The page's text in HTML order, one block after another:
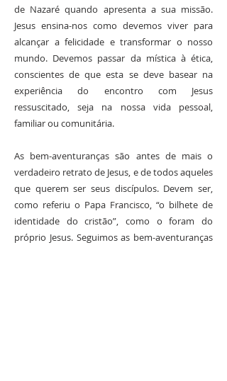
de Nazaré quando apresenta a sua missão.
Jesus ensina-nos como devemos viver para
alcançar a felicidade e transformar o nosso
mundo. Devemos passar da mística à ética,
conscientes de que esta se deve basear na
experiência do encontro com Jesus
ressuscitado, seja na nossa vida pessoal,
familiar ou comunitária.
As bem-aventuranças são antes de mais o
verdadeiro retrato de Jesus, e de todos aqueles
que querem ser seus discípulos. Devem ser,
como referiu o Papa Francisco, “o bilhete de
identidade do cristão”, como o foram do
próprio Jesus. Seguimos as bem-aventuranças